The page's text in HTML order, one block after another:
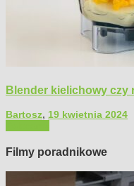
Blender kielichowy czy
Bartosz, 19 kwietnia 2024
Filmy poradnikowe